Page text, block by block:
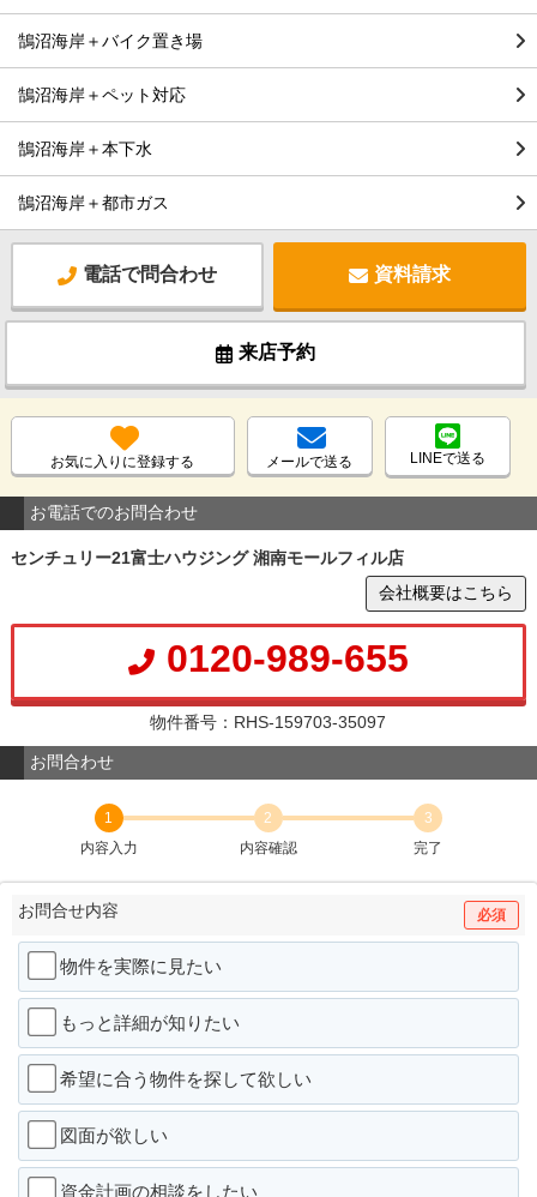
鵠沼海岸＋バイク置き場
鵠沼海岸＋ペット対応
鵠沼海岸＋本下水
鵠沼海岸＋都市ガス
電話で問合わせ 資料請求
来店予約
お気に入りに登録する メールで送る LINEで送る
お電話でのお問合わせ
センチュリー21富士ハウジング 湘南モールフィル店
会社概要はこちら
0120-989-655
物件番号：RHS-159703-35097
お問合わせ
1
内容入力
2
内容確認
3
完了
お問合せ内容 必須
物件を実際に見たい
もっと詳細が知りたい
希望に合う物件を探して欲しい
図面が欲しい
資金計画の相談をしたい